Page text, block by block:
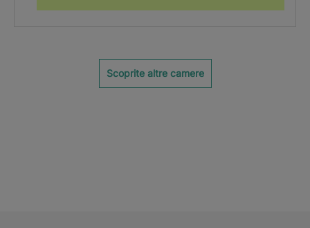
Scoprite altre camere